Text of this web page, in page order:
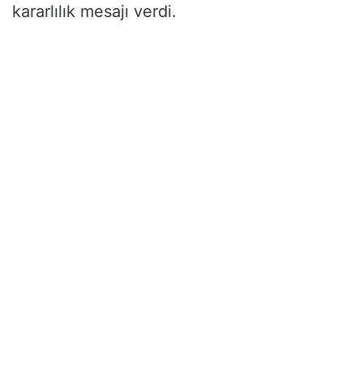
kararlılık mesajı verdi.